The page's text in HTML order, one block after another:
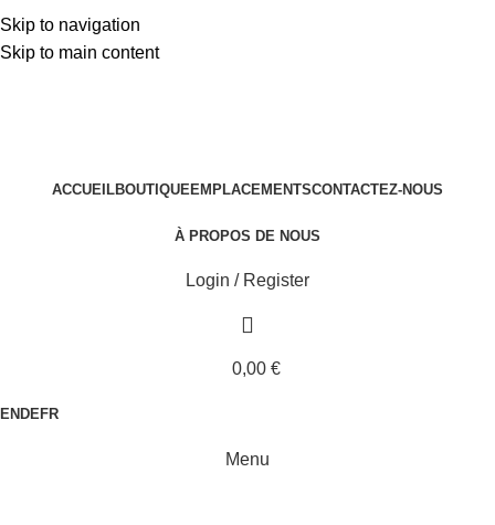
Skip to navigation
Skip to main content
ACCUEILBOUTIQUEEMPLACEMENTSCONTACTEZ-NOUS
À PROPOS DE NOUS
Login / Register
0,00 €
EN DEFR
Menu